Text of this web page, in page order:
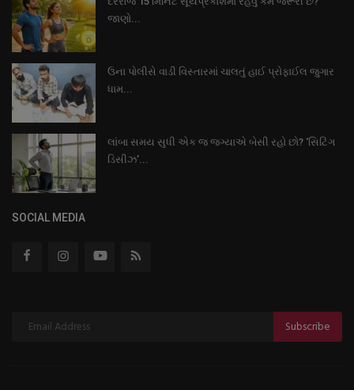
જાણો...
ઉના પોલીસે વાડી વિસ્તારમાં ચાલતું હાઈ પ્રોફાઈલ જુગાર
ધામ...
લાંબા સમય સુધી એક જ જગ્યાએ બેસી રહો છો? ‘સિટિંગ
ડિસીઝ’...
SOCIAL MEDIA
Subscribe